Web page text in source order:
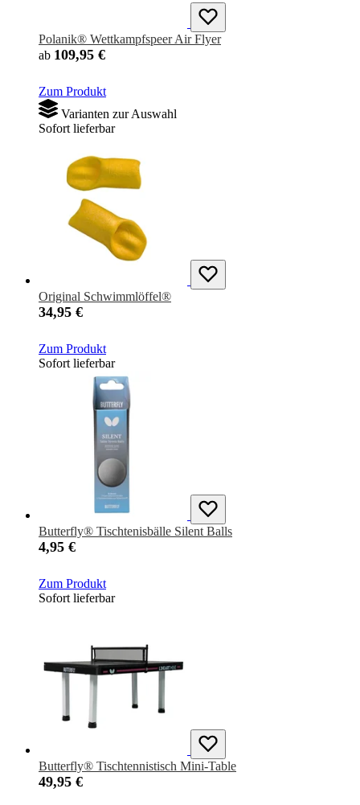
Polanik® Wettkampfspeer Air Flyer
ab 109,95 €
Zum Produkt
Varianten zur Auswahl
Sofort lieferbar
Original Schwimmlöffel®
34,95 €
Zum Produkt
Sofort lieferbar
Butterfly® Tischtenisbälle Silent Balls
4,95 €
Zum Produkt
Sofort lieferbar
Butterfly® Tischtennistisch Mini-Table
49,95 €